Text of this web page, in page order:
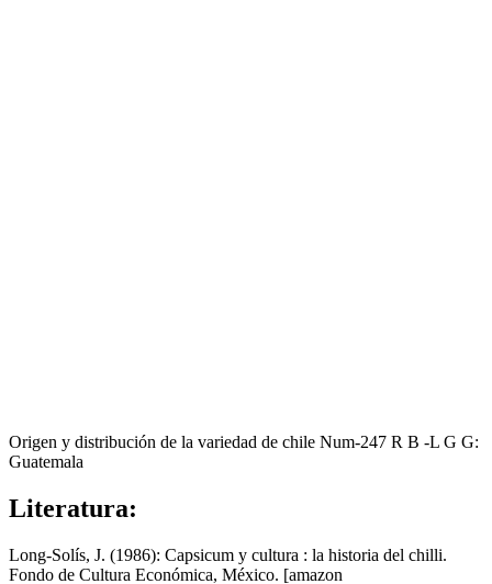
Origen y distribución de la variedad de chile Num-247 R B -L G G:
Guatemala
Literatura:
Long-Solís, J. (1986): Capsicum y cultura : la historia del chilli.
Fondo de Cultura Económica, México. [amazon